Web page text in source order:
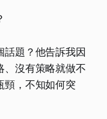
話題？他告訴我因
、沒有策略就做不
頸，不知如何突